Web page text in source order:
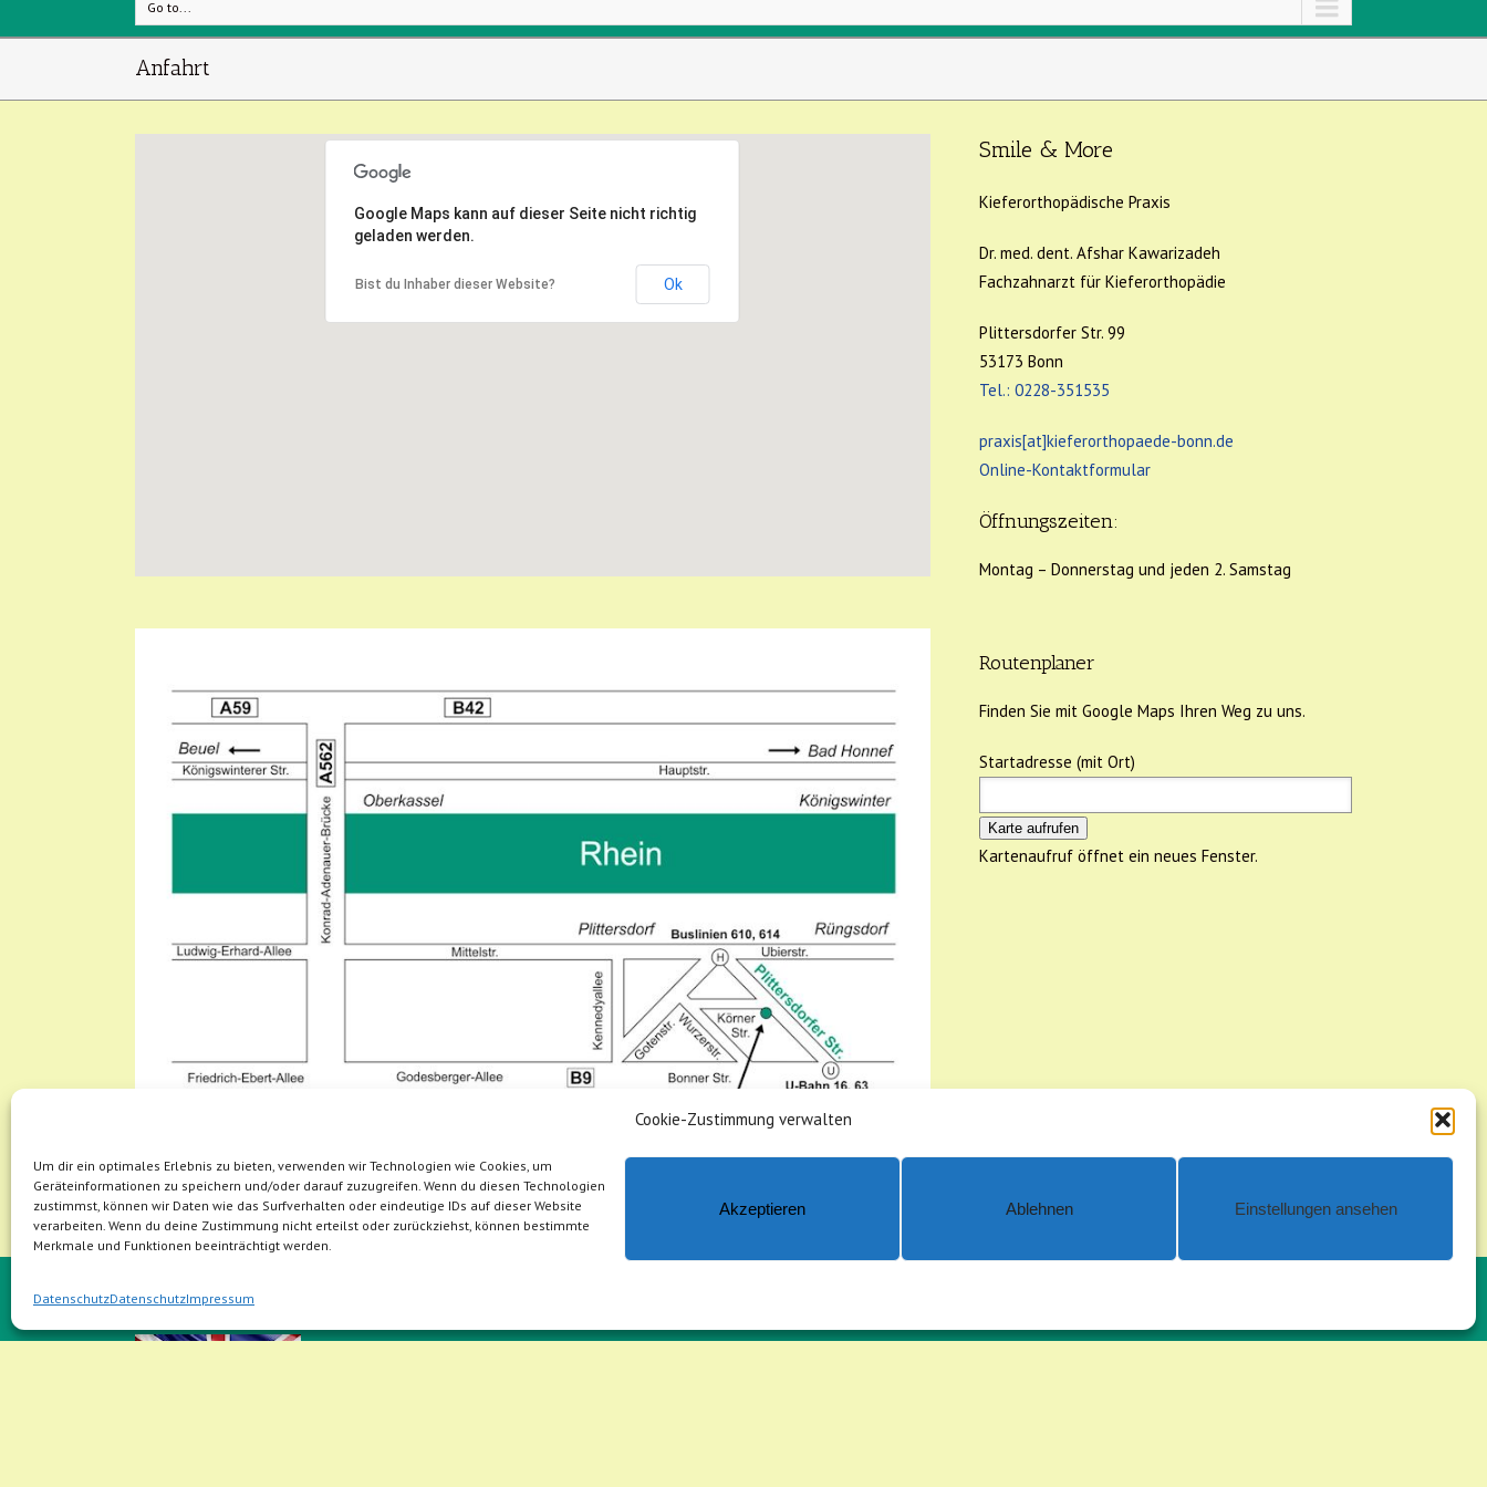
Cookie-Zustimmung verwalten
Um dir ein optimales Erlebnis zu bieten, verwenden wir Technologien wie Cookies, um
Geräteinformationen zu speichern und/oder darauf zuzugreifen. Wenn du diesen Technologien
zustimmst, können wir Daten wie das Surfverhalten oder eindeutige IDs auf dieser Website
verarbeiten. Wenn du deine Zustimmung nicht erteilst oder zurückziehst, können bestimmte
Merkmale und Funktionen beeinträchtigt werden.
Akzeptieren Ablehnen Einstellungen ansehen
DatenschutzDatenschutzImpressum
Go to...
Anfahrt
Google Maps kann auf dieser Seite nicht richtig
geladen werden.
Bist du Inhaber dieser Website? Ok
Smile & More
Kieferorthopädische Praxis
Dr. med. dent. Afshar Kawarizadeh
Fachzahnarzt für Kieferorthopädie
Plittersdorfer Str. 99
53173 Bonn
Tel.: 0228-351535
praxis[at]kieferorthopaede-bonn.de
Online-Kontaktformular
Öffnungszeiten:
Montag – Donnerstag und jeden 2. Samstag
Routenplaner
Finden Sie mit Google Maps Ihren Weg zu uns.
Startadresse (mit Ort)
Karte aufrufen
Kartenaufruf öffnet ein neues Fenster.
ENGLISH HOMEPAGE